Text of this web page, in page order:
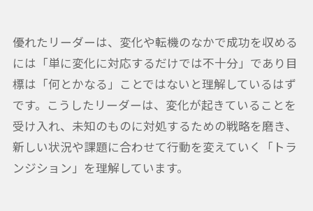
優れたリーダーは、変化や転機のなかで成功を収める
には「単に変化に対応するだけでは不十分」であり目
標は「何とかなる」ことではないと理解しているはず
です。こうしたリーダーは、変化が起きていることを
受け入れ、未知のものに対処するための戦略を磨き、
新しい状況や課題に合わせて行動を変えていく「トラ
ンジション」を理解しています。